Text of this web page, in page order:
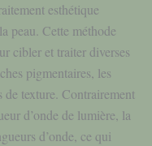
esthétique
peau. Cette méthode
cibler et traiter diverses
pigmentaires, les
texture. Contrairement
d’onde de lumière, la
d’onde, ce qui